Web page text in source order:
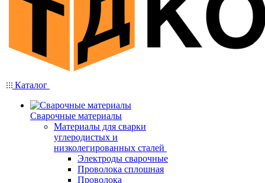
Каталог
Сварочные материалы
Материалы для сварки
углеродистых и
низколегированных сталей
Электроды сварочные
Проволока сплошная
Проволока